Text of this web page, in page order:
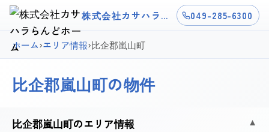
株式会社カサハラらんどホーム 049-285-6300
ホーム›エリア情報›比企郡嵐山町
比企郡嵐山町の物件
比企郡嵐山町のエリア情報 ▼